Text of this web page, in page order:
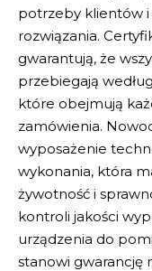
potrzeby klientów
rozwiązania.
gwarantują, że
przebiegają
które obejmują
zamówienia.
wyposażenie
wykonania, która
żywotność i
kontroli jakości
urządzenia do
stanowi gwarancję